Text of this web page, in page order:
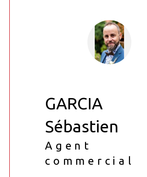
GARCIA
Sébastien
Agent
commercial